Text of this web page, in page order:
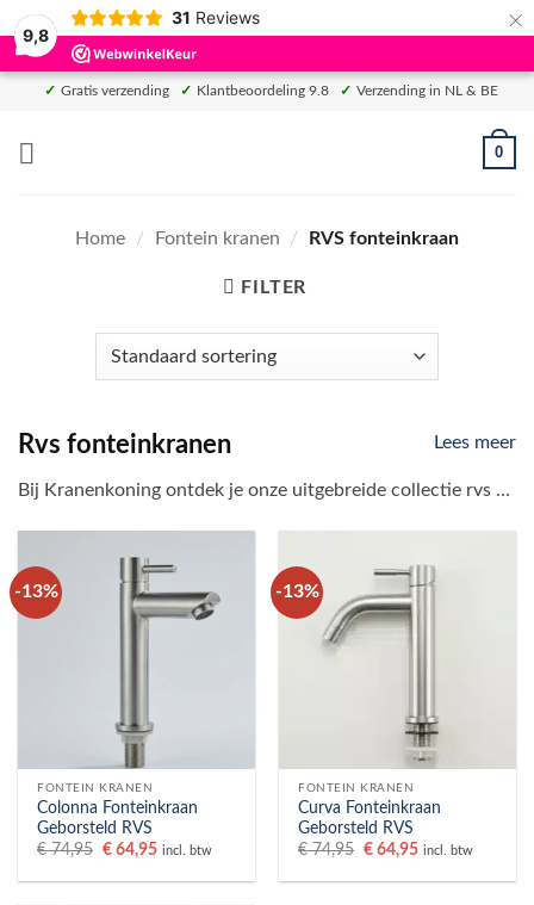
9,8
31 Reviews ×
inhoud
✓ Gratis verzending ✓ Klantbeoordeling 9.8 ✓ Verzending in NL & BE
0
Home / Fontein kranen / RVS fonteinkraan
FILTER
Lees meer
Rvs fonteinkranen
Bij Kranenkoning ontdek je onze uitgebreide collectie rvs fonteinkranen. Deze kranen voegen een vleugje stijl en luxe toe aan jouw wc. Je kunt kiezen uit verschillende ontwerpen en merken om de perfecte rvs fonteinkraan te vinden die bij jouw wc past.
-13%
FONTEIN KRANEN
Colonna Fonteinkraan
Geborsteld RVS
€74,95 Oorspronkelijke
was:
€ 64,95Huidige
is:
incl. btw
-13%
FONTEIN KRANEN
Curva Fonteinkraan
Geborsteld RVS
€74,95 Oorspronkelijke
was:
€ 64,95Huidige
is:
incl. btw